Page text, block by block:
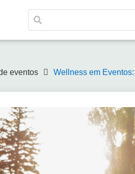
eventos Wellness em